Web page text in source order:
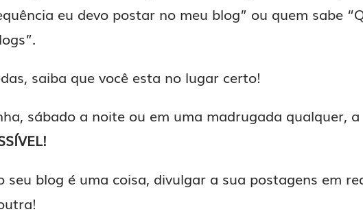
eu devo postar no meu blog” ou quem sabe
saiba que você esta no lugar certo!
sábado a noite ou em uma madrugada qualquer,
blog é uma coisa, divulgar a sua postagens em